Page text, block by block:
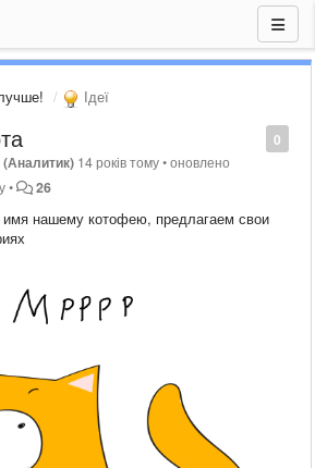
Ідеї
0
14 років тому•оновлено
• 26
нашему котофею, предлагаем свои